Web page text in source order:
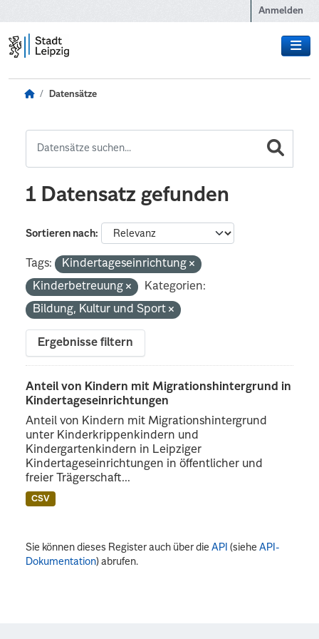
Anmelden
Datensätze
1 Datensatz gefunden
Sortieren nach
Tags:
Kindertageseinrichtung
Kinderbetreuung
Kategorien:
Bildung, Kultur und Sport
Ergebnisse filtern
Anteil von Kindern mit Migrationshintergrund in
Kindertageseinrichtungen
Anteil von Kindern mit Migrationshintergrund
unter Kinderkrippenkindern und
Kindergartenkindern in Leipziger
Kindertageseinrichtungen in öffentlicher und
freier Trägerschaft...
CSV
Sie können dieses Register auch über dieAPI (sieheAPI-
Dokumentation) abrufen.